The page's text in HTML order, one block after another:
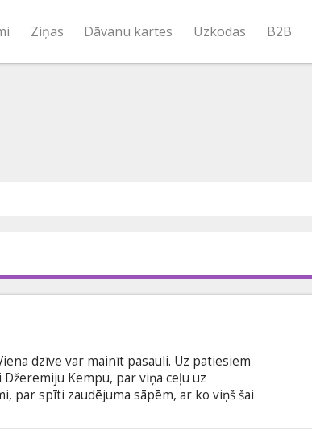
Ziņas Dāvanu kartes Uzkodas B2B
dzīve var mainīt pasauli. Uz patiesiem
Kempu, par viņa ceļu uz
par spīti zaudējuma sāpēm, ar ko viņš šai
ar subtitriem latviešu un krievu valodā.